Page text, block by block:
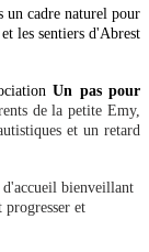
un cadre naturel pour
les sentiers d'Abrest
Un pas pour
de la petite Emy,
et un retard
bienveillant
et